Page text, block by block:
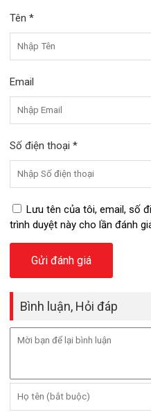
Tên *
Email
Số điện thoại *
Lưu tên của tôi, email, số
trình duyệt này cho lần đánh
Bình luận, Hỏi đáp